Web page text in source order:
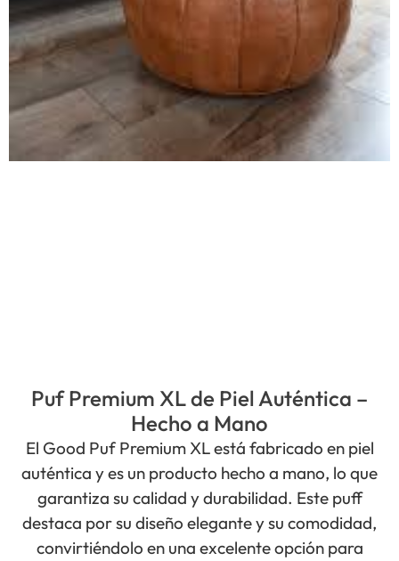
Puf Premium XL de Piel Auténtica –
Hecho a Mano
El Good Puf Premium XL está fabricado en piel
auténtica y es un producto hecho a mano, lo que
garantiza su calidad y durabilidad. Este puff
destaca por su diseño elegante y su comodidad,
convirtiéndolo en una excelente opción para